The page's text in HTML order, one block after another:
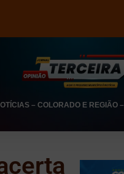
– COLORADO E REGIÃO–